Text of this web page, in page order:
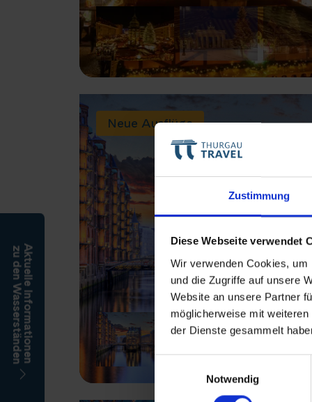
Zustimmung
Diese Webseite verwendet
Wir verwenden Cookies,
und die Zugriffe auf unsere
Website an unsere Partner
möglicherweise mit
der Dienste gesammelt
Einwilligungsauswahl
Notwendig
Aktuelle Informationen
zu den Wasserständen
Neue Ausflüge